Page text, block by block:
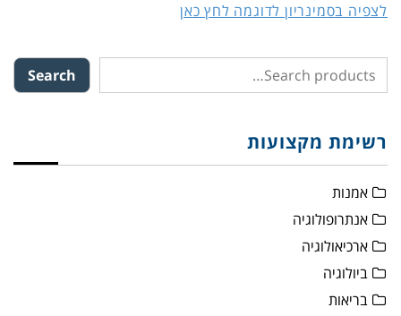
לצפיה בסמינריון לדוגמה לחץ כאן
Search
רשימת מקצועות
אמנות
אנתרופולוגיה
ארכיאולוגיה
ביולוגיה
בריאות